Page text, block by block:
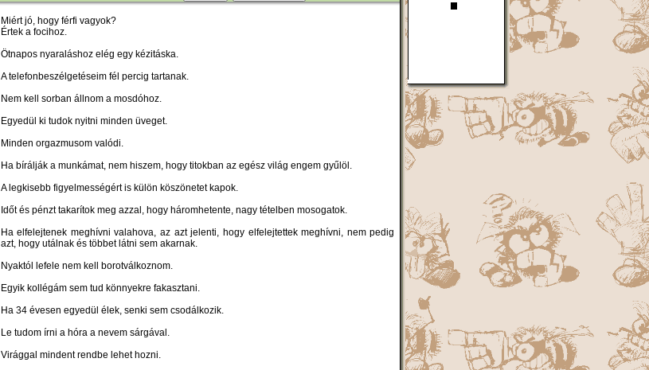
Miért jó, hogy férfi vagyok?
Értek a focihoz.
Ötnapos nyaraláshoz elég egy kézitáska.
A telefonbeszélgetéseim fél percig tartanak.
Nem kell sorban állnom a mosdóhoz.
Egyedül ki tudok nyitni minden üveget.
Minden orgazmusom valódi.
Ha bírálják a munkámat, nem hiszem, hogy titokban az egész világ engem gyűlöl.
A legkisebb figyelmességért is külön köszönetet kapok.
Időt és pénzt takarítok meg azzal, hogy háromhetente, nagy tételben mosogatok.
Ha elfelejtenek meghívni valahova, az azt jelenti, hogy elfelejtettek meghívni, nem pedig
azt, hogy utálnak és többet látni sem akarnak.
Nyaktól lefele nem kell borotválkoznom.
Egyik kollégám sem tud könnyekre fakasztani.
Ha 34 évesen egyedül élek, senki sem csodálkozik.
Le tudom írni a hóra a nevem sárgával.
Virággal mindent rendbe lehet hozni.